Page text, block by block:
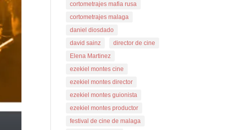
cortometrajes mafia rusa
cortometrajes malaga
daniel diosdado
david sainz
director de cine
Elena Martinez
ezekiel montes cine
ezekiel montes director
ezekiel montes guionista
ezekiel montes productor
festival de cine de malaga